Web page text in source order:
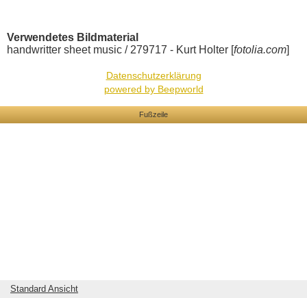
Verwendetes Bildmaterial
handwritter sheet music / 279717 - Kurt Holter [fotolia.com]
Datenschutzerklärung
powered by Beepworld
Fußzeile
Standard Ansicht